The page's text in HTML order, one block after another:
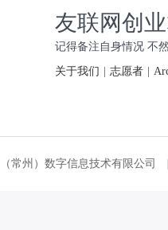
友联网创业
记得备注自身情况 不
关于我们 志愿者
常州）数字信息技术有限公司